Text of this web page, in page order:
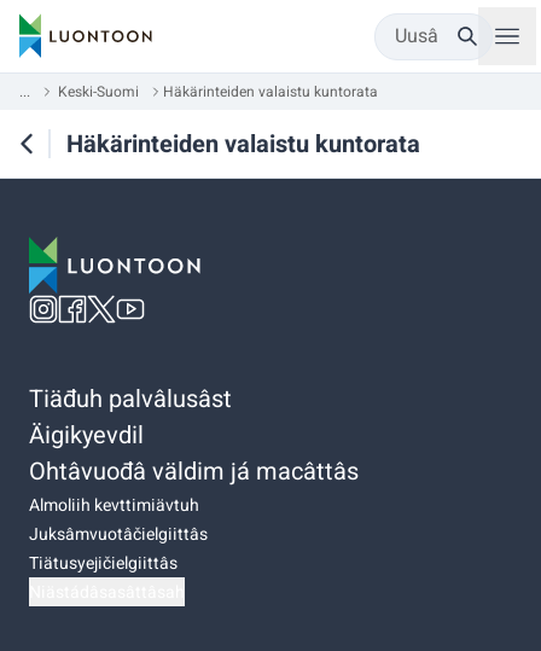
Uusâ
... Keski-Suomi Häkärinteiden valaistu kuntorata
Häkärinteiden valaistu kuntorata
Tiäđuh palvâlusâst
Äigikyevdil
Ohtâvuođâ väldim já macâttâs
Almoliih kevttimiävtuh
Juksâmvuotâčielgiittâs
Tiätusyejičielgiittâs